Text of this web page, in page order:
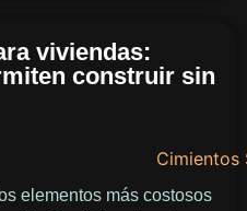
viviendas:
construir sin
elementos más costosos